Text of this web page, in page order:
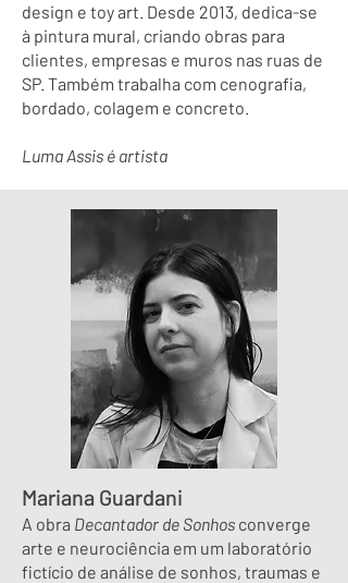
design e toy art. Desde 2013, dedica-se
à pintura mural, criando obras para
clientes, empresas e muros nas ruas de
SP. Também trabalha com cenografia,
bordado, colagem e concreto.
Luma Assis é artista
Mariana Guardani
A obra Decantador de Sonhos converge
arte e neurociência em um laboratório
fictício de análise de sonhos, traumas e